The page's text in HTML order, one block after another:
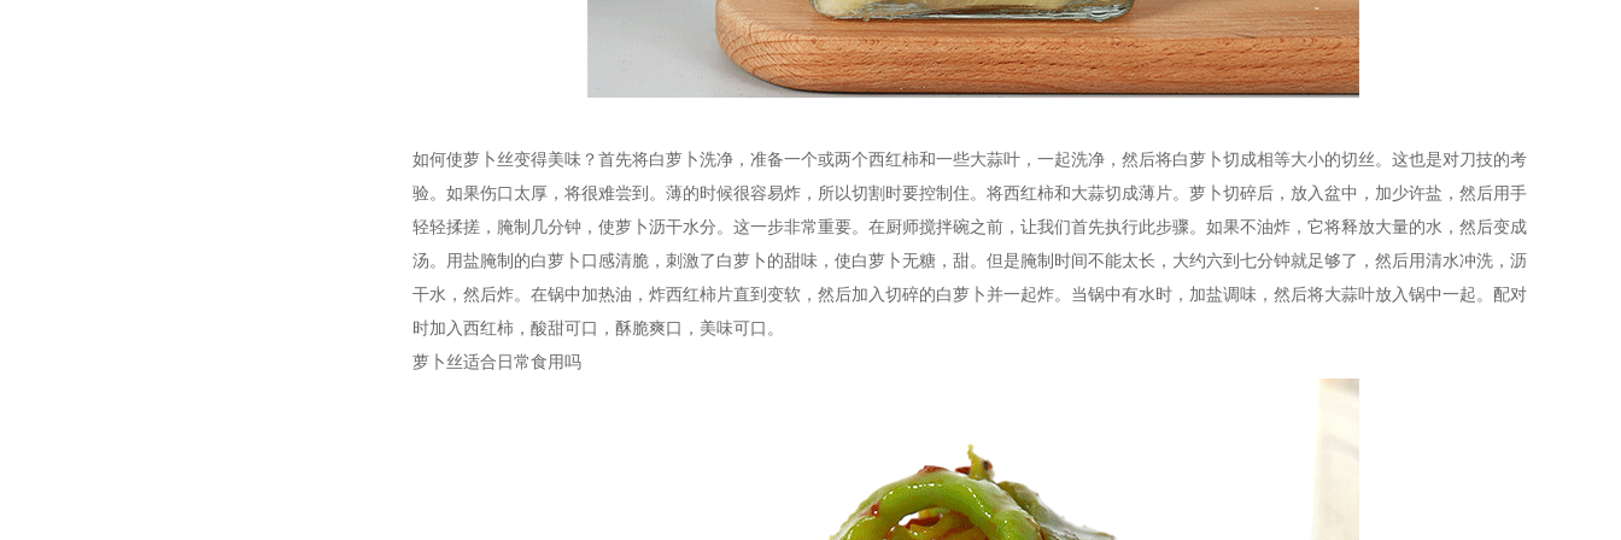
如何使萝卜丝变得美味？首先将白萝卜洗净，准备一个或两个西红柿和一些大蒜叶，一起洗净，然后将白萝卜切成相等大小的切丝。这也是对刀技的考
验。如果伤口太厚，将很难尝到。薄的时候很容易炸，所以切割时要控制住。将西红柿和大蒜切成薄片。萝卜切碎后，放入盆中，加少许盐，然后用手
轻轻揉搓，腌制几分钟，使萝卜沥干水分。这一步非常重要。在厨师搅拌碗之前，让我们首先执行此步骤。如果不油炸，它将释放大量的水，然后变成
汤。用盐腌制的白萝卜口感清脆，刺激了白萝卜的甜味，使白萝卜无糖，甜。但是腌制时间不能太长，大约六到七分钟就足够了，然后用清水冲洗，沥
干水，然后炸。在锅中加热油，炸西红柿片直到变软，然后加入切碎的白萝卜并一起炸。当锅中有水时，加盐调味，然后将大蒜叶放入锅中一起。配对
时加入西红柿，酸甜可口，酥脆爽口，美味可口。
萝卜丝适合日常食用吗